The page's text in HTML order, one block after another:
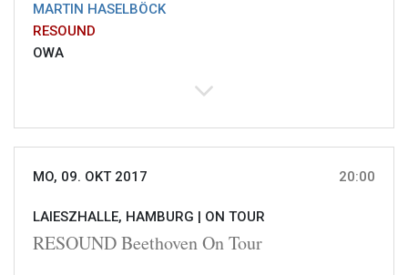
MARTIN HASELBÖCK
RESOUND
OWA
MO, 09. OKT 2017 20:00
LAIESZHALLE, HAMBURG | ON TOUR
RESOUND Beethoven On Tour